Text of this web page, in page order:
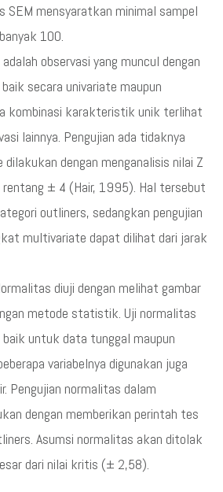
SEM mensyaratkan minimal sampel
100.
observasi yang muncul dengan
secara univariate maupun
kombinasi karakteristik unik terlihat
lainnya. Pengujian ada tidaknya
dengan menganalisis nilai Z
rentang ± 4 (Hair, 1995). Hal tersebut
outliners, sedangkan pengujian
multivariate dapat dilihat dari jarak
diuji dengan melihat gambar
metode statistik. Uji normalitas
untuk data tunggal maupun
variabelnya digunakan juga
Pengujian normalitas dalam
dengan memberikan perintah tes
Asumsi normalitas akan ditolak
dari nilai kritis (± 2,58).